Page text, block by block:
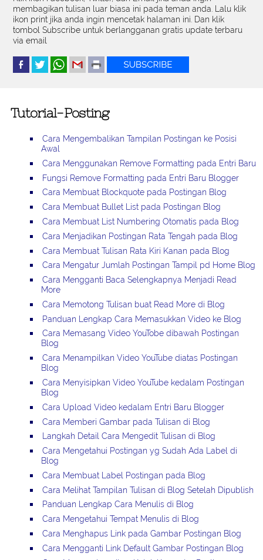
membagikan tulisan luar biasa ini pada teman anda. Lalu klik
ikon print jika anda ingin mencetak halaman ini. Dan klik
tombol Subscribe untuk berlangganan gratis update terbaru
via email
Tutorial-Posting
Cara Mengembalikan Tampilan Postingan ke Posisi
Awal
Cara Menggunakan Remove Formatting pada Entri Baru
Fungsi Remove Formatting pada Entri Baru Blogger
Cara Membuat Blockquote pada Postingan Blog
Cara Membuat Bullet List pada Postingan Blog
Cara Membuat List Numbering Otomatis pada Blog
Cara Menjadikan Postingan Rata Tengah pada Blog
Cara Membuat Tulisan Rata Kiri Kanan pada Blog
Cara Mengatur Jumlah Postingan Tampil pd Home Blog
Cara Mengganti Baca Selengkapnya Menjadi Read
More
Cara Memotong Tulisan buat Read More di Blog
Panduan Lengkap Cara Memasukkan Video ke Blog
Cara Memasang Video YouTobe dibawah Postingan
Blog
Cara Menampilkan Video YouTube diatas Postingan
Blog
Cara Menyisipkan Video YouTube kedalam Postingan
Blog
Cara Upload Video kedalam Entri Baru Blogger
Cara Memberi Gambar pada Tulisan di Blog
Langkah Detail Cara Mengedit Tulisan di Blog
Cara Mengetahui Postingan yg Sudah Ada Label di
Blog
Cara Membuat Label Postingan pada Blog
Cara Melihat Tampilan Tulisan di Blog Setelah Dipublish
Panduan Lengkap Cara Menulis di Blog
Cara Mengetahui Tempat Menulis di Blog
Cara Menghapus Link pada Gambar Postingan Blog
Cara Mengganti Link Default Gambar Postingan Blog